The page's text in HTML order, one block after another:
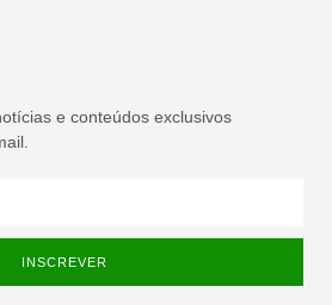
e conteúdos exclusivos
INSCREVER